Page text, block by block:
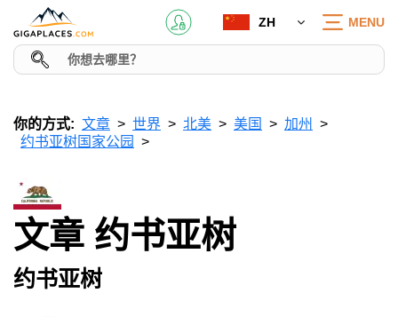
ZH MENU
你的方式: 文章 世界 北美 美国
加州
约书亚树国家公园
文章 约书亚树
约书亚树